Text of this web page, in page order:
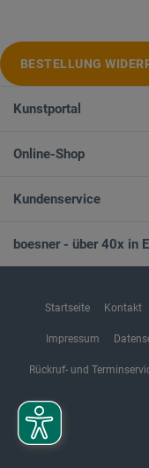
BESTELLUNG
Kunstportal
Online-Shop
Kundenservice
boesner - über 40x in
Startseite Kontakt
Impressum
Rückruf- und